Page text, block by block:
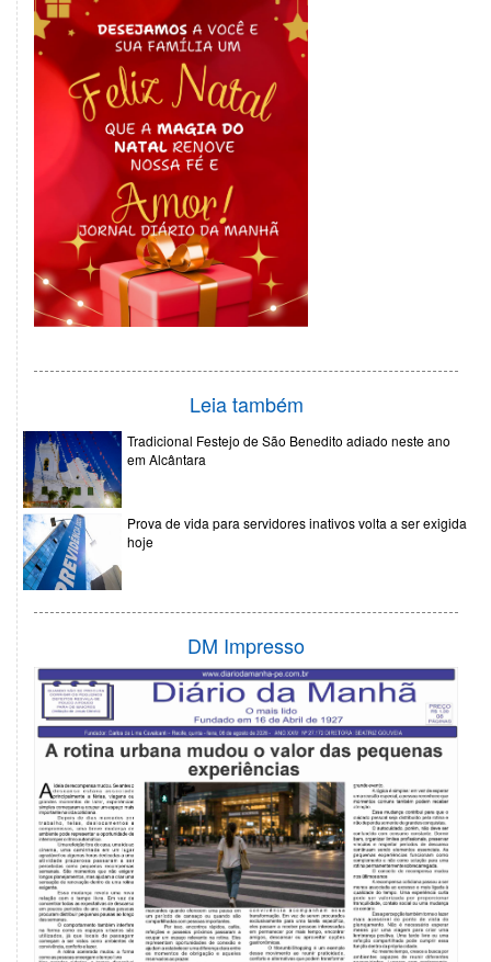
Leia também
Tradicional Festejo de São Benedito adiado neste ano
em Alcântara
Prova de vida para servidores inativos volta a ser exigida
hoje
DM Impresso